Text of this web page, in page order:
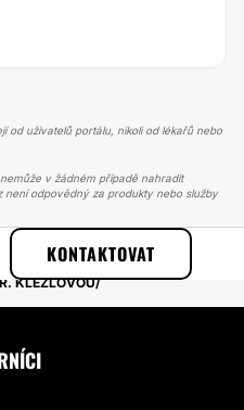
od uživatelů portálu, nikoli od lékařů nebo
v žádném případě nahradit
není odpovědný za produkty nebo služby
KONTAKTOVAT
HYALURONOVÁ
KLÉZLOVOU